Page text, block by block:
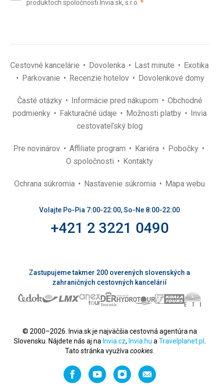
(povinné)
produktoch spoločnosti Invia.sk, s.r.o. *(povinné)
Cestovné kancelárie Dovolenka Last minute
Exotika
Parkovanie
Recenzie hotelov Dovolenkové domy
Časté otázky Informácie pred nákupom
Obchodné
podmienky
Fakturačné údaje Možnosti platby
Invia
cestovateľský blog
Pre novinárov Affiliate program Kariéra
Pobočky
O spoločnosti
Kontakty
Ochrana súkromia Nastavenie súkromia Mapa webu
Volajte Po-Pia 7:00-22:00, So-Ne 8:00-22:00
+421 2 3221 0490
Zastupujeme takmer 200 overených slovenských a
zahraničných cestovných kancelárií
© 2000–2026. Invia.sk je najväčšia cestovná agentúra na
Slovensku. Nájdete nás aj na Invia.cz, Invia.hu a Travelplanet.pl
Tato stránka využíva cookies.
FacebookYouTubeInstagramOdporučiť